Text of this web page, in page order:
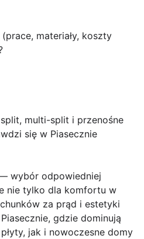
materiały, koszty
multi-split i przenośne
się w Piasecznie
wybór odpowiedniej
nie tylko dla komfortu w
za prąd i estetyki
gdzie dominują
jak i nowoczesne domy